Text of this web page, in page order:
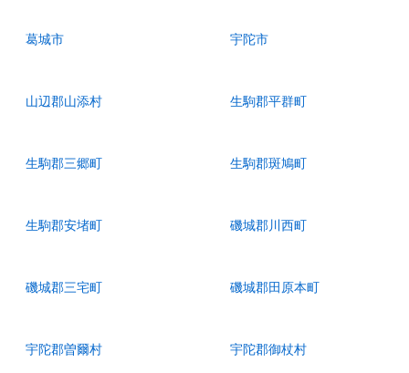
葛城市 宇陀市
山辺郡山添村 生駒郡平群町
生駒郡三郷町 生駒郡斑鳩町
生駒郡安堵町 磯城郡川西町
磯城郡三宅町 磯城郡田原本町
宇陀郡曽爾村 宇陀郡御杖村